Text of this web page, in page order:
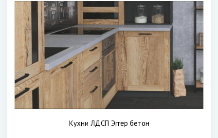
Кухни ЛДСП Эггер бетон